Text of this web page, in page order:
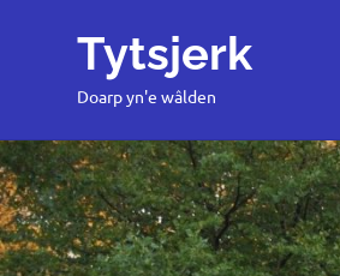
Ga
naar
de
inhoud
Tytsjerk
Doarp yn'e wâlden